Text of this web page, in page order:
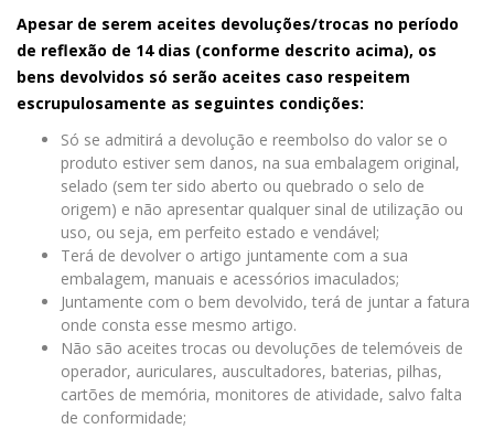
Apesar de serem aceites devoluções/trocas no período
de reflexão de 14 dias (conforme descrito acima), os
bens devolvidos só serão aceites caso respeitem
escrupulosamente as seguintes condições:
Só se admitirá a devolução e reembolso do valor se o
produto estiver sem danos, na sua embalagem original,
selado (sem ter sido aberto ou quebrado o selo de
origem) e não apresentar qualquer sinal de utilização ou
uso, ou seja, em perfeito estado e vendável;
Terá de devolver o artigo juntamente com a sua
embalagem, manuais e acessórios imaculados;
Juntamente com o bem devolvido, terá de juntar a fatura
onde consta esse mesmo artigo.
Não são aceites trocas ou devoluções de telemóveis de
operador, auriculares, auscultadores, baterias, pilhas,
cartões de memória, monitores de atividade, salvo falta
de conformidade;